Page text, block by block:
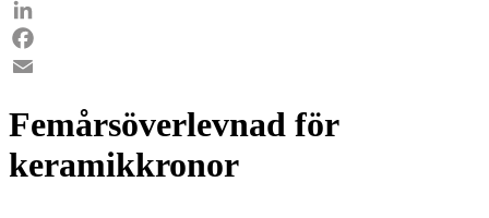
LinkedIn
Facebook
Femårsöverlevnad för
keramikkronor